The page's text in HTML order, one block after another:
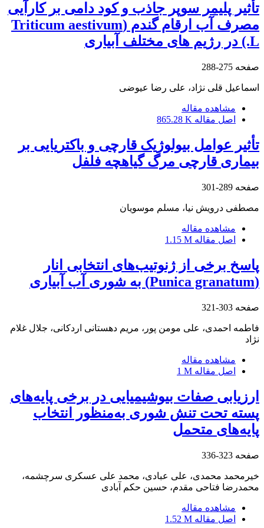
تأثیر پلیمر سوپر جاذب و کود دامی بر کارآیی
مصرف آب ارقام گندم (Triticum aestivum
L.) در رژیم های مختلف آبیاری
صفحه 275-288
اسماعیل قلی نژاد، علی رضا عیوضی
مشاهده مقاله
اصل مقاله 865.28 K
تأثیر عوامل بیولوژیک قارچی و باکتریایی بر
بیماری قارچی مرگ گیاهچه فلفل
صفحه 289-301
مصطفی درویش نیا، مسلم موسویان
مشاهده مقاله
اصل مقاله 1.15 M
پاسخ برخی از ژنوتیب‌های انتخابی انار
(Punica granatum) به شوری آب آبیاری
صفحه 303-321
فاطمه احمدی، علی مومن پور، مریم دهستانی اردکانی، جلال غلام
نژاد
مشاهده مقاله
اصل مقاله 1 M
ارزیابی صفات بیوشیمیایی در برخی پایه‌های
پسته تحت تنش شوری به‌منظور انتخاب
پایه‌های متحمل
صفحه 323-336
خیرمحمد محمدی، علی عبادی، محمد علی عسکری سرچشمه،
محمدرضا فتاحی مقدم، حسین حکم آبادی
مشاهده مقاله
اصل مقاله 1.52 M